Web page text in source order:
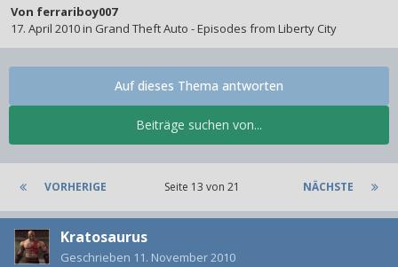
Von ferrariboy007
17. April 2010in Grand Theft Auto - Episodes from Liberty City
Beiträge suchen von...
Auf dieses Thema antworten
VORHERIGE NÄCHSTE
Seite 13 von 21
Kratosaurus
Geschrieben 11. November 2010